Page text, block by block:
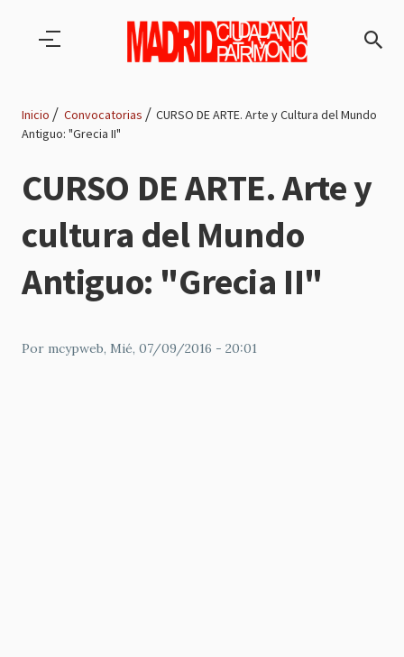
de
navegación
Inicio Convocatorias
CURSO DE ARTE. Arte y Cultura del Mundo
Antiguo: "Grecia II"
CURSO DE ARTE. Arte y
cultura del Mundo
Antiguo: "Grecia II"
Por mcypweb, Mié, 07/09/2016 - 20:01